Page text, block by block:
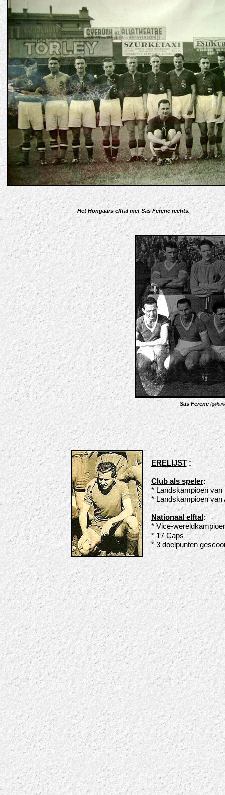
Het Hongaars elftal met Sas Ferenc rechts.
Sas Ferenc
ERELIJST:
Club als speler:
* Landskampioen van
* Landskampioen van
Nationaal elftal:
* Vice-
* 17 Caps
* 3 doelpunten